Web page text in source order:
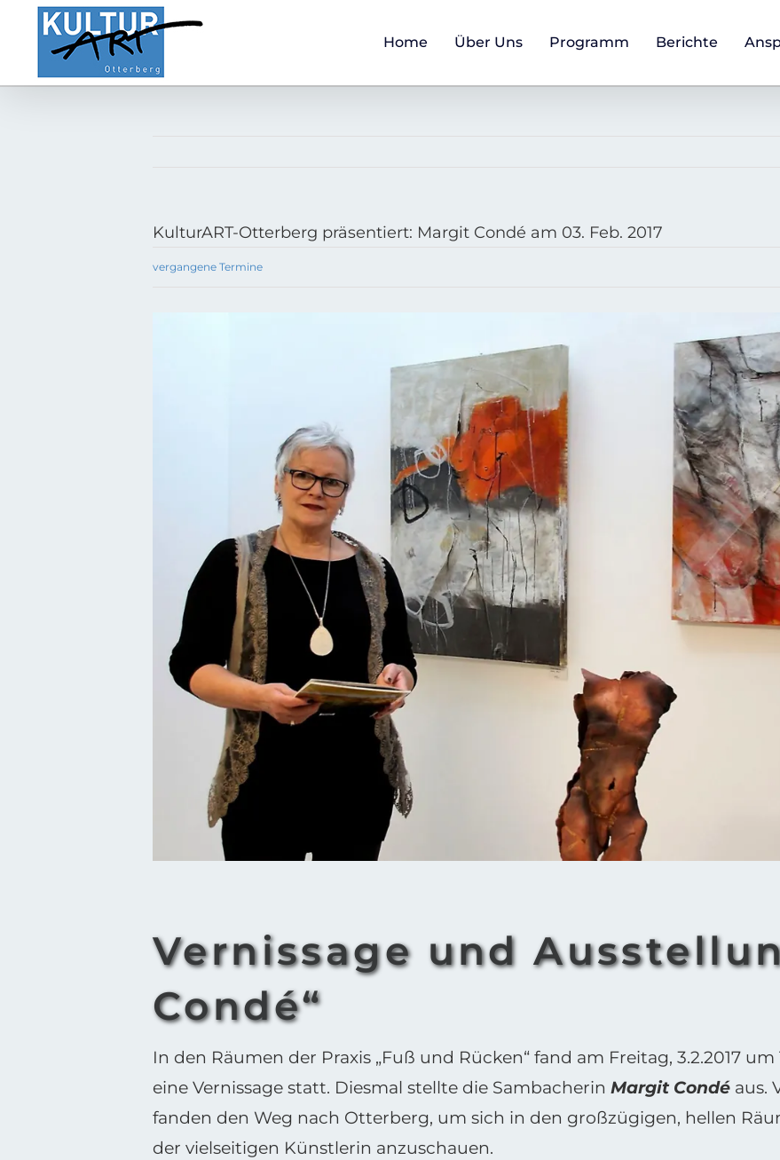
Zum
springen
Home Über Uns Programm Berichte
KulturART-Otterberg präsentiert: Margit Condé am 03. Feb. 2017
vergangene Termine
Vernissage und
Condé“
In den Räumen der Praxis „Fuß und Rücken“ fand am Freitag, 3.2.2017
eine Vernissage statt. Diesmal stellte die Sambacherin Margit Condéaus.
fanden den Weg nach Otterberg, um sich in den großzügigen, hellen
der vielseitigen Künstlerin anzuschauen.